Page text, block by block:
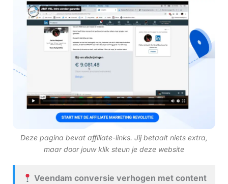
Deze pagina bevat affiliate-links. Jij betaalt niets extra,
maar door jouw klik steun je deze website
Veendam conversie verhogen met content